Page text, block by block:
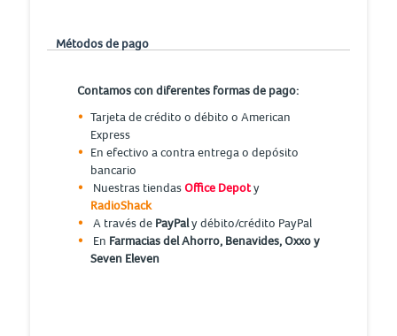
Métodos de pago
Contamos con diferentes formas de pago:
Tarjeta de crédito o débito o American
Express
En efectivo a contra entrega o depósito
bancario
Nuestras tiendasOffice Depoty
RadioShack
A través de PayPaly débito/crédito PayPal
En Farmacias del Ahorro, Benavides, Oxxo y
Seven Eleven